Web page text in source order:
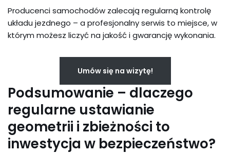
Producenci samochodów zalecają regularną kontrolę
układu jezdnego – a profesjonalny serwis to miejsce, w
którym możesz liczyć na jakość i gwarancję wykonania.
Umów się na wizytę!
Podsumowanie – dlaczego
regularne ustawianie
geometrii i zbieżności to
inwestycja w bezpieczeństwo?